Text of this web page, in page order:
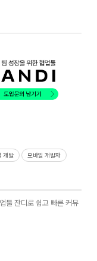
개발 모바일 개발자
툴 잔디로 쉽고 빠른 커뮤